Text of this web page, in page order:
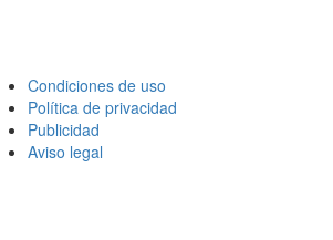
Condiciones de uso
Política de privacidad
Publicidad
Aviso legal